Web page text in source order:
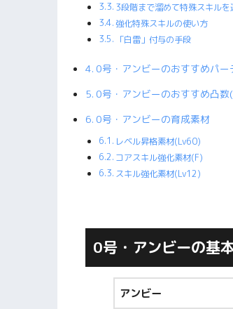
3段階まで溜めて特殊スキルを
強化特殊スキルの使い方
「白雷」付与の手段
0号・アンビーのおすすめパー
0号・アンビーのおすすめ凸数
0号・アンビーの育成素材
レベル昇格素材(Lv60)
コアスキル強化素材(F)
スキル強化素材(Lv12)
0号・アンビーの基
アンビー